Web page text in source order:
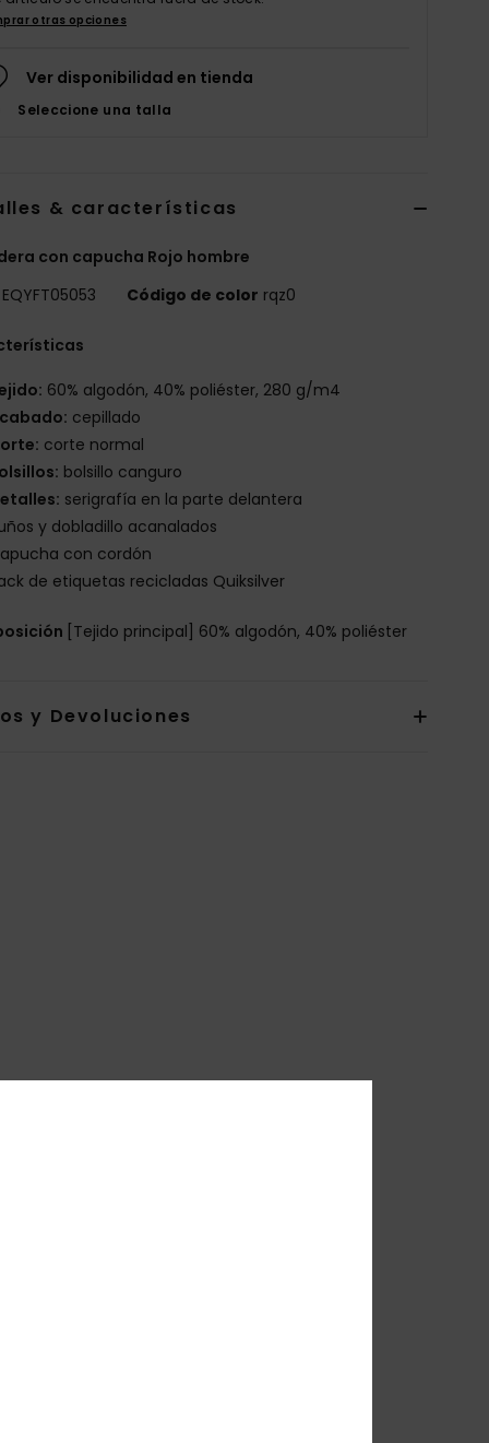
otras opciones
Ver disponibilidad en tienda
Seleccione una talla
& características
con capucha Rojo hombre
EQYFT05053 Código de color rqz0
60% algodón, 40% poliéster, 280 g/m4
cepillado
corte normal
bolsillo canguro
serigrafía en la parte delantera
y dobladillo acanalados
con cordón
de etiquetas recicladas Quiksilver
[Tejido principal] 60% algodón, 40% poliéster
y Devoluciones